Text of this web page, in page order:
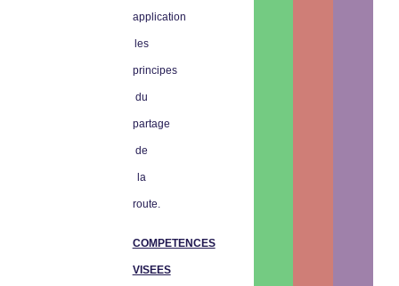
application
les
principes
du
partage
de
la
route.
COMPETENCES
VISEES